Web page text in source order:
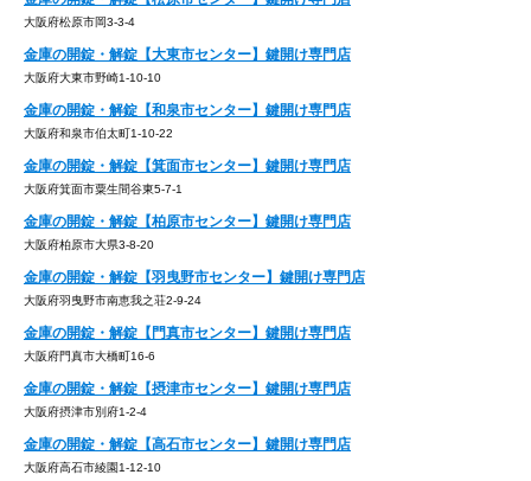
大阪府松原市岡3-3-4
金庫の開錠・解錠【大東市センター】鍵開け専門店
大阪府大東市野崎1-10-10
金庫の開錠・解錠【和泉市センター】鍵開け専門店
大阪府和泉市伯太町1-10-22
金庫の開錠・解錠【箕面市センター】鍵開け専門店
大阪府箕面市粟生間谷東5-7-1
金庫の開錠・解錠【柏原市センター】鍵開け専門店
大阪府柏原市大県3-8-20
金庫の開錠・解錠【羽曳野市センター】鍵開け専門店
大阪府羽曳野市南恵我之荘2-9-24
金庫の開錠・解錠【門真市センター】鍵開け専門店
大阪府門真市大橋町16-6
金庫の開錠・解錠【摂津市センター】鍵開け専門店
大阪府摂津市別府1-2-4
金庫の開錠・解錠【高石市センター】鍵開け専門店
大阪府高石市綾園1-12-10